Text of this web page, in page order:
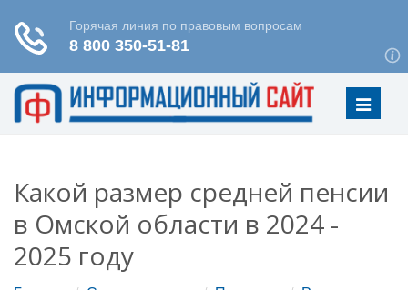
Меню
Какой размер средней пенсии
в Омской области в 2024 -
2025 году